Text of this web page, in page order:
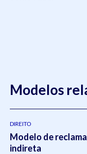
Modelos
DIREITO
Modelo de
indireta